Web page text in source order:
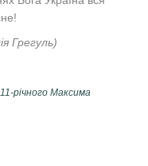
Грегуль)
річного Максима